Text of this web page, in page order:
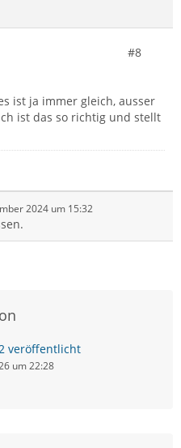
#8
ist ja immer gleich, ausser
ist das so richtig und stellt
2024 um 15:32
veröffentlicht
um 22:28